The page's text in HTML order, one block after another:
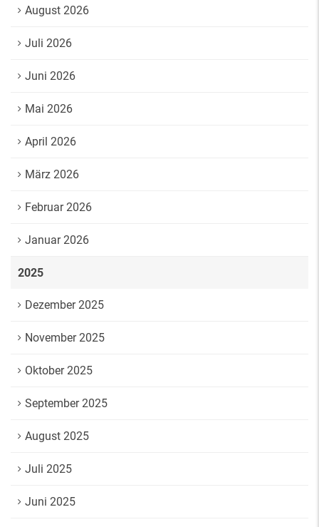
August 2026
Juli 2026
Juni 2026
Mai 2026
April 2026
März 2026
Februar 2026
Januar 2026
2025
Dezember 2025
November 2025
Oktober 2025
September 2025
August 2025
Juli 2025
Juni 2025